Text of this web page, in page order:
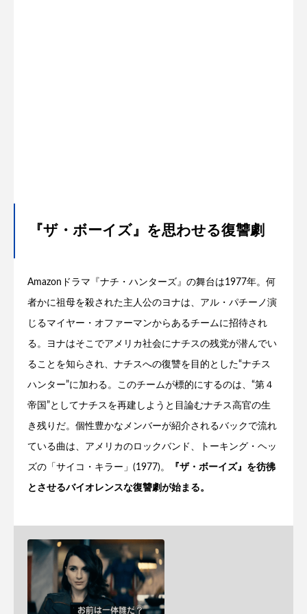
『ザ・ボーイズ』を思わせる復讐劇
Amazonドラマ『ナチ・ハンターズ』の舞台は1977年。何
者かに祖母を殺された主人公のヨナは、アル・パチーノ演
じるマイヤー・オファーマンからあるチームに招待され
る。ヨナはそこでアメリカ社会にナチスの残党が潜んでい
ることを知らされ、ナチスへの復讐を目的とした“ナチス
ハンター”に加わる。このチームが標的にするのは、“第４
帝国”としてナチスを再建しようと目論むナチス高官の生
き残りだ。個性豊かなメンバーが紹介されるバックで流れ
ている曲は、アメリカのロックバンド、トーキング・ヘッ
ズの「サイコ・キラー」(1977)。 『ザ・ボーイズ』を彷彿
とさせるバイオレンスな復讐劇が始まる。